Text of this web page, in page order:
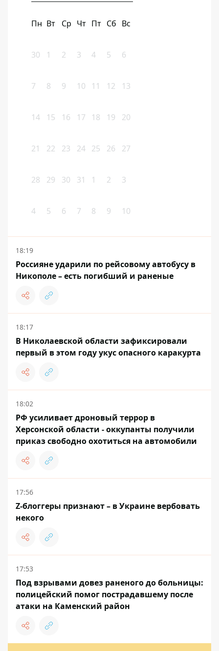
Пн Вт Ср Чт Пт Сб Вс
30 1 2 3 4 5 6
7 8 9 10 11 12 13
14 15 16 17 18 19 20
21 22 23 24 25 26 27
28 29 30 31 1 2 3
4 5 6 7 8 9 10
18:19
Россияне ударили по рейсовому автобусу в
Никополе – есть погибший и раненые
18:17
В Николаевской области зафиксировали
первый в этом году укус опасного каракурта
18:02
РФ усиливает дроновый террор в
Херсонской области - оккупанты получили
приказ свободно охотиться на автомобили
17:56
Z-блоггеры признают – в Украине вербовать
некого
17:53
Под взрывами довез раненого до больницы:
полицейский помог пострадавшему после
атаки на Каменский район